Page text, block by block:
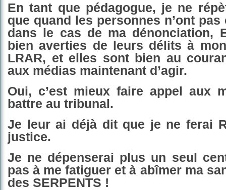
En tant que pédagogue, je ne
que quand les personnes n’ont
dans le cas de ma dénonciation,
bienaverties de leurs délits à
LRAR, et elles sontbien au
aux médias maintenant d’agir.
Oui, c’est mieux faire appel aux
battre au tribunal.
Je leur ai déjà dit que je ne ferai
justice.
Je ne dépenserai plus un seul
pas à me fatiguer et à abîmer ma
des SERPENTS !